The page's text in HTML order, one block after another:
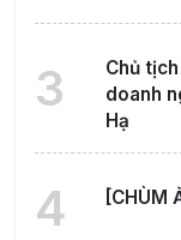
3
Chủ
doanh
Hạ
4 [CHÙM